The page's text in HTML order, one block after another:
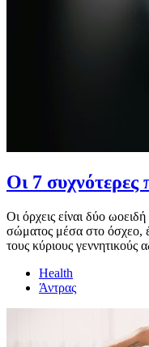
Οι 7
Οι όρχεις είναι δύο
σώματος μέσα στο όσχεο,
τους κύριους γεννητικούς
Health
Άντρας